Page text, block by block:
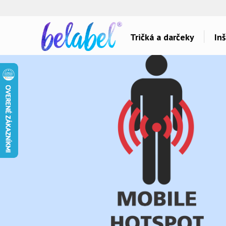
Tričká a darčeky
Témy potlačí
Láska
Šport a auta
Hlášky
Detské
Hudba & Film
Humor
Ostatné